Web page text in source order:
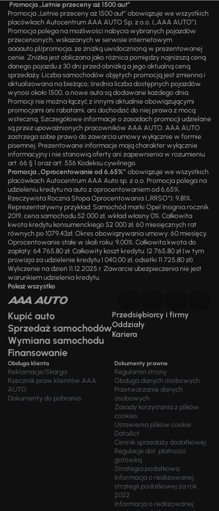
Promocja „Letnie przeceny aż 1500 aut”
Promocja „Letnie przeceny aż 1500 aut” obowiązuje we wszystkich
placówkach Autocentrum AAA AUTO Sp. z o.o. („AAA AUTO”).
Promocja polega na możliwości nabycia wybranych pojazdów
przecenionych, wskazanych w serwisie internetowym
aaaauto.pl/promocja, ze zniżką uwidocznioną w prezentowanej
cenie. Zniżka jest obliczana jako różnica pomiędzy najniższą ceną
danego pojazdu z 30 dni przed obniżką a jego aktualną ceną
sprzedaży. Liczba samochodów objętych promocją jest zmienna i
aktualizowana na bieżąco; średnia liczba dostępnych pojazdów
wynosi około 1500, a nowe auta są dodawane każdego dnia.
Promocji nie można łączyć z innymi aktualnie obowiązującymi
promocjami ani rabatami, ani dochodzić do niej prawa z mocą
wsteczną. Szczegółowe informacje o zasadach promocji udzielane
są przez upoważnionych pracowników AAA AUTO. AAA AUTO
zastrzega sobie prawo do zawarcia umowy wyłącznie w formie
pisemnej. Prezentowane informacje mają charakter wyłącznie
informacyjny i nie stanowią oferty ani zapewnienia w rozumieniu
art. 66 § 1 oraz art. 556 Kodeksu cywilnego.
Promocja „Oprocentowanie od 6,65%” obowiązuje we wszystkich
placówkach Autocentrum AAA Auto sp. z o.o. Promocja polega na
udzieleniu kredytu na auto z oprocentowaniem od 6,65%.
Rzeczywista Roczna Stopa Oprocentowania („RRSO“): 9,81%.
Reprezentatywny przykład: Samochód marki Opel Insignia rocznik
2019, cena samochodu 52 000 zł, wkład własny 0%. Całkowita
kwota kredytu konsumenckiego 52 000 zł, 60 miesięcznych rat
równych po 1079,43zł. Okres obowiązywania umowy: 60 miesięcy.
Oprocentowanie stałe w skali roku: 9,00%. Całkowita kwota do
zapłaty: 64 765,80 zł. Całkowity koszt kredytu: 12 765,80 zł (w tym
prowizja za udzielenie kredytu 1 040,00 zł, odsetki 11 725,80 zł).
Wyliczenie na dzień 11.12.2025 r. Zawarcie ubezpieczenia nie jest
warunkiem udzielenia kredytu.
Pokaż wszystko
Kupić auto
Sprzedaż samochodów
Wymiana samochodu
Finansowanie
Przedsiębiorcy i firmy
Oddziały
Kariera
Obsługa klienta
Reklamacje/Skarga
Rzecznik praw klientów AAA
AUTO
Dokumenty do pobrania
Dokumenty prawne
Regulamin strony
Obsługa danych osobowych
Przetwarzanie danych
osobowych
Zasady korzystania z plików
cookies
Ustawienia plików cookie
DataAct
Cennik sprzedaży dodatkowej
Regulacje dot. płatności
gotówką
Strategia podatkowa
Informacja o realizowanej
strategii podatkowej za rok
2022
Informacja o realizowanej